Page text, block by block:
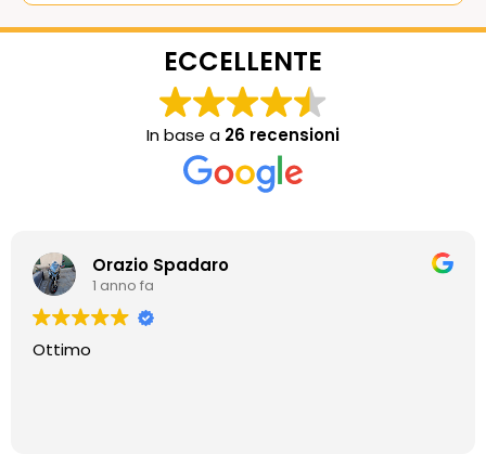
ECCELLENTE
In base a 26 recensioni
Orazio Spadaro
1 anno fa
Ottimo